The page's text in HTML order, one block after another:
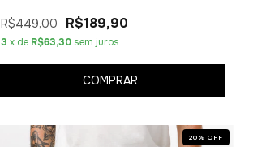
R$449,00 R$189,90
3 x de R$63,30 sem juros
COMPRAR
20 % OFF